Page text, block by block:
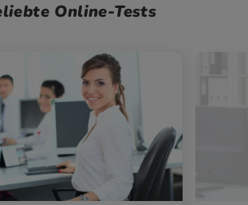
Online-Tests